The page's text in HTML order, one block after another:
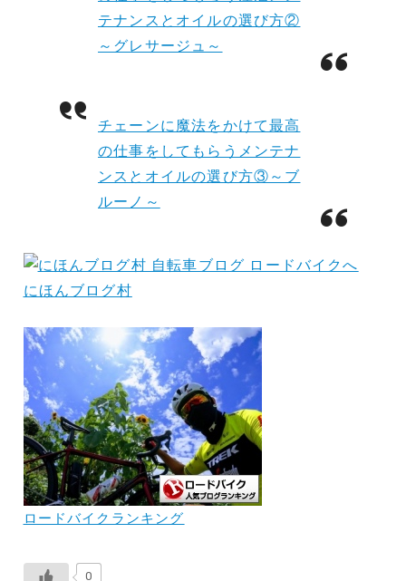
テナンスとオイルの選び方②
～グレサージュ～
チェーンに魔法をかけて最高
の仕事をしてもらうメンテナ
ンスとオイルの選び方③～ブ
ルーノ～
にほんブログ村
ロードバイクランキング
0